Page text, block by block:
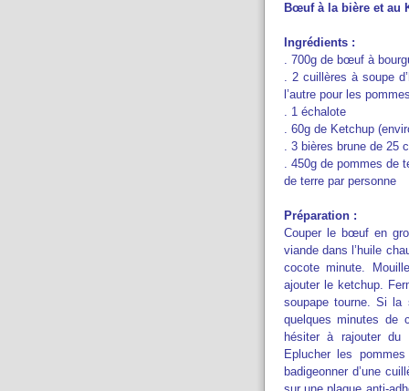
Bœuf à la bière et au
Ingrédients :
. 700g de bœuf à
. 2 cuillères à soupe
l’autre pour les
. 1 échalote
. 60g de Ketchup
. 3 bières brune de 25
. 450g de pommes
de terre par personne
Préparation :
Couper le bœuf en
viande dans l’huile
cocote minute.
ajouter le ketchup.
soupape tourne. Si
quelques minutes
hésiter à rajouter du
Eplucher les
badigeonner d’une